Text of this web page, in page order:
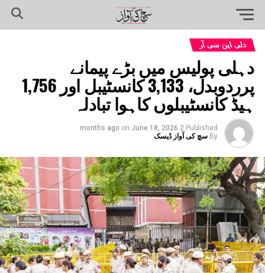
دلی این سی آر
دہلی پولیس میں بڑے پیمانے
پرردوبدل، 3,133 کانسٹیبل اور 1,756
ہیڈ کانسٹیبلوں کاہوا تبادلہ
Published
2 months ago
on June 18, 2026
By سچ کی آواز ڈیسک